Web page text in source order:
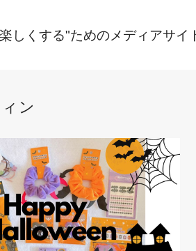
しくする"ためのメディアサイ
ン